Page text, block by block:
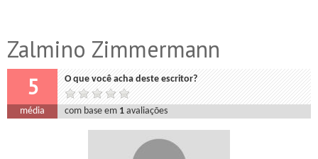
Zalmino Zimmermann
5 O que você acha deste escritor?
média com base em 1 avaliações